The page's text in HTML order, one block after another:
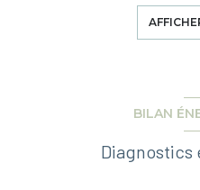
A l'étage, un palier
bureau et une salle de bains.
Un grenier exploitable.
Beau jardin arboré sans vis à
Gros rafraîchissement à
pour cette maison
RENSEIGNEZ-VOUS !
BILAN
Diagnostics